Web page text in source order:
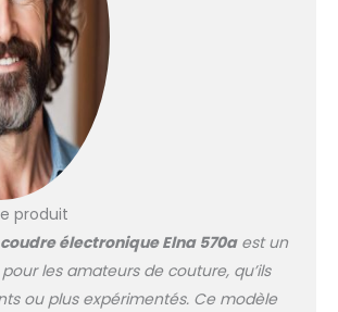
produit
électronique Elna 570aest un
les amateurs de couture, qu’ils
ou plus expérimentés. Ce modèle